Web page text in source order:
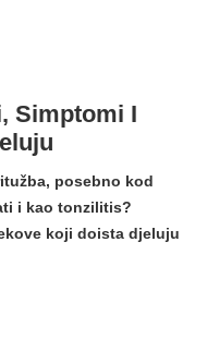
Simptomi I
posebno kod
i kao tonzilitis?
koji doista djeluju